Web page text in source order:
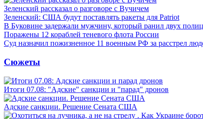
Зеленский рассказал о разговоре с Вучичем
Зеленский: США будут поставлять ракеты для Patriot
В Буковине задержали мужчину, который ранил двух
Поражены 12 кораблей теневого флота России
Суд назначил пожизненное 11 военным РФ за расстрел
Сюжеты
Итоги 07.08: "Адские" санкции и "парад" дронов
Адские санкции. Решение Сената США